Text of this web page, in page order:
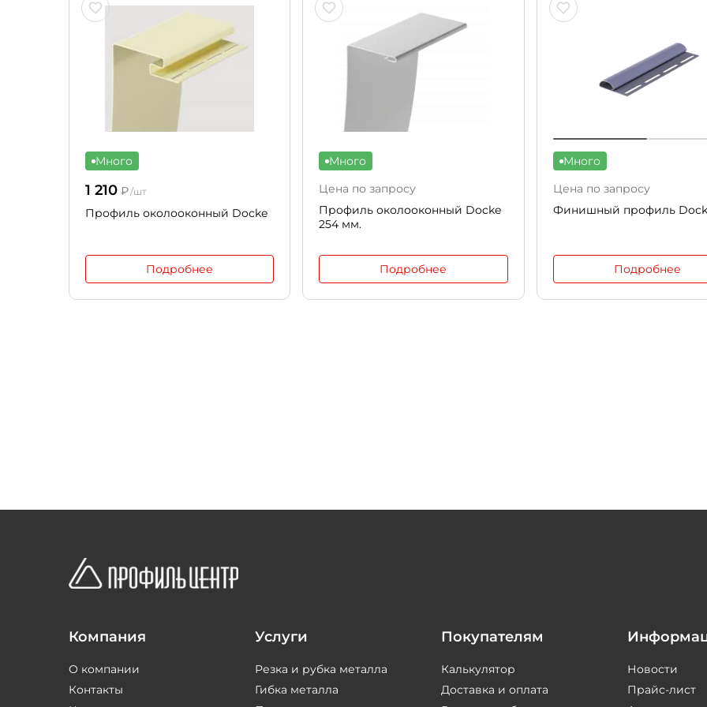
Много
1 210 ₽/шт
Профиль околооконный Docke
Подробнее
Много
Цена по запросу
Профиль околооконный Docke
254 мм.
Подробнее
Много
Цена по запросу
Финишный профиль
Подробнее
Компания
О компании
Контакты
Услуги
Резка и рубка металла
Гибка металла
Покупателям
Калькулятор
Доставка и оплата
Новости
Прайс-лист